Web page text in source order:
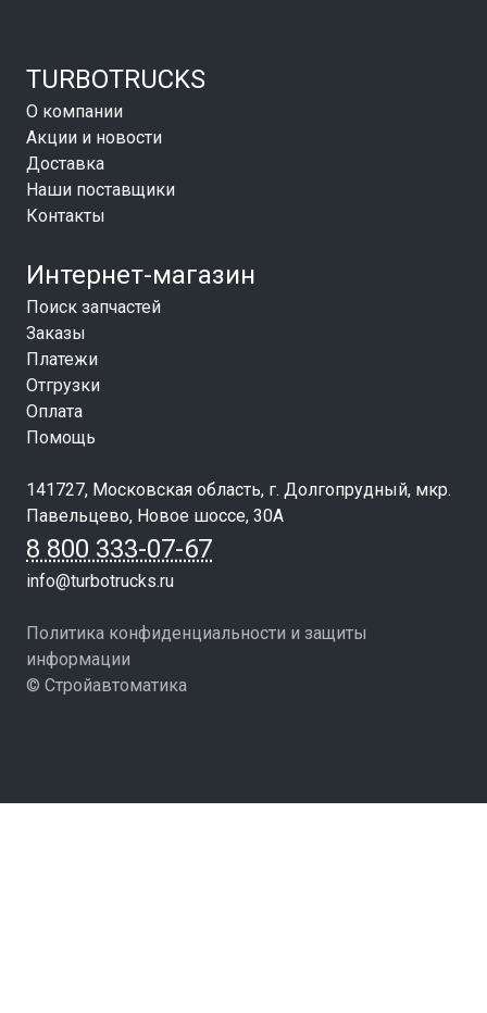
TURBOTRUCKS
О компании
Акции и новости
Доставка
Наши поставщики
Контакты
Интернет-магазин
Поиск запчастей
Заказы
Платежи
Отгрузки
Оплата
Помощь
141727, Московская область, г. Долгопрудный, мкр.
Павельцево, Новое шоссе, 30А
8 800 333-07-67
info@turbotrucks.ru
Политика конфиденциальности и защиты
информации
© Стройавтоматика